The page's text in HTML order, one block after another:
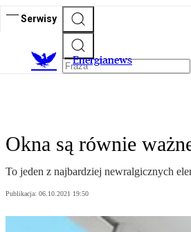
Serwisy
Energianews
Okna są równie
To jeden z najbardziej newralgicznych
Publikacja: 06.10.2021 19:50